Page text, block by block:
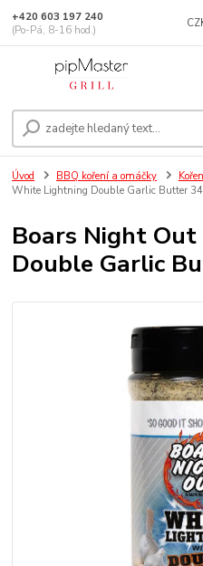
+420 603 197 240
(Po-Pá, 8-16 hod.)
Úvod BBQ koření a omáčky
White Lightning Double Garlic Butter
Boars Night
Double Garlic